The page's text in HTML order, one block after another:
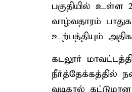
பகுதியில் உள்ள
வாழ்வதாரம்
உற்பத்தியும்
கடலூர்
நீர்த்தேக்கத்தில்
வடிகால் கட்டுமான